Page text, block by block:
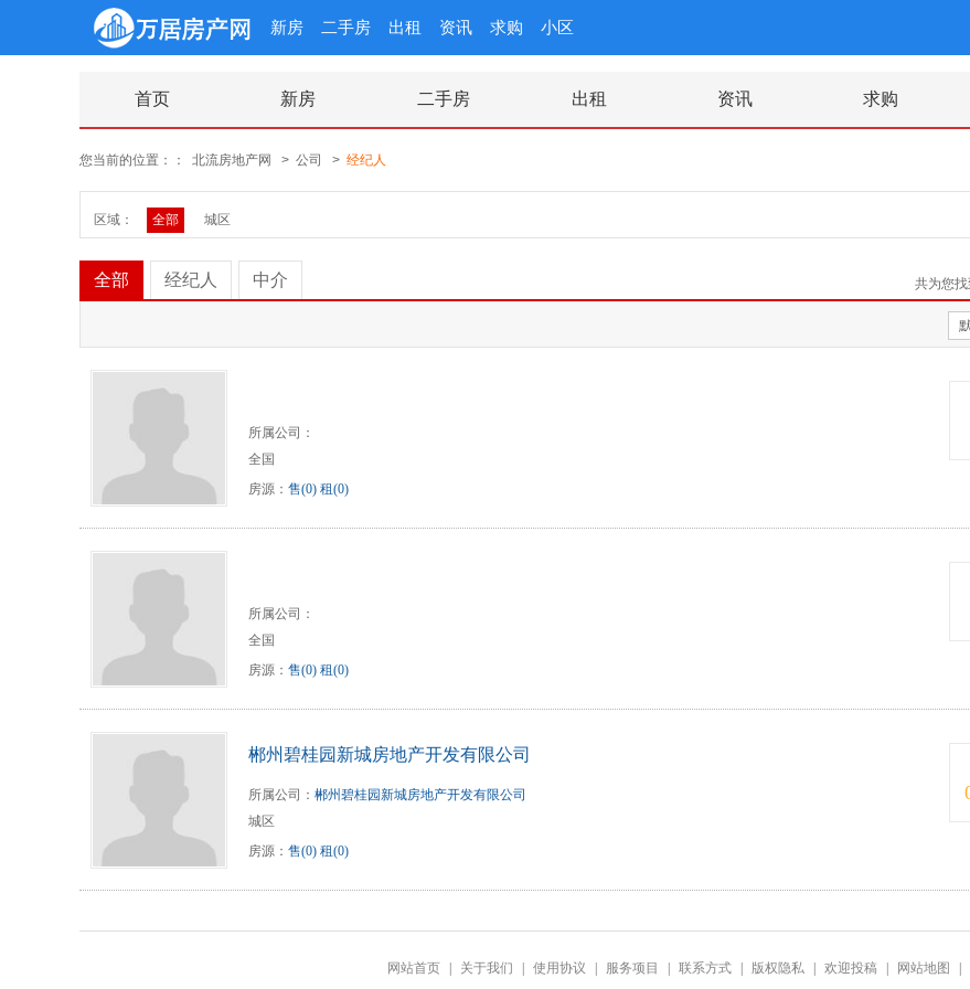
新房 二手房 出租 资讯 求购 小区
首页 新房 二手房 出租 资讯 求购
您当前的位置：： 北流房地产网 > 公司 > 经纪人
区域： 全部 城区
共为您找
全部 经纪人 中介
所属公司：
全国
房源： 售(0) 租(0)
所属公司：
全国
房源： 售(0) 租(0)
郴州碧桂园新城房地产开发有限公司
所属公司： 郴州碧桂园新城房地产开发有限公司
城区
房源： 售(0) 租(0)
网站首页 关于我们 使用协议 服务项目 联系方式 版权隐私 欢迎投稿 网站地图